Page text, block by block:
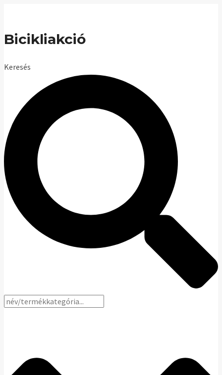
content
Bicikliakció
Keresés